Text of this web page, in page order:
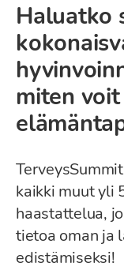
Haluatko
miten
kaikki muut yli
haastattelua,
tietoa oman ja
edistämiseksi!